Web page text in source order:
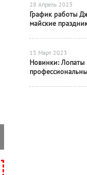
28 Апрель 2023
График работы
майские
15 Март 2023
Новинки: Лопаты